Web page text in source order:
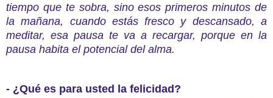
tiempo que te sobra, sino esos primeros minutos de
la mañana, cuando estás fresco y descansado, a
meditar, esa pausa te va a recargar, porque en la
pausa habita el potencial del alma.
- ¿Qué es para usted la felicidad?